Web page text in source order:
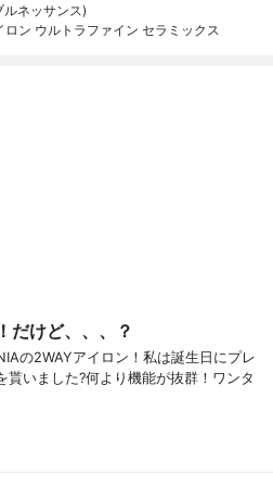
ネッサンス)
ン ウルトラファイン セラミックス
だけど、、、？
の2WAYアイロン！私は誕生日にプレ
貰いました?何より機能が抜群！ワンタ